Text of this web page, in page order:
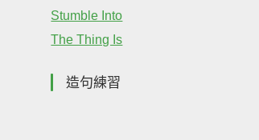
Stumble Into
The Thing Is
造句練習